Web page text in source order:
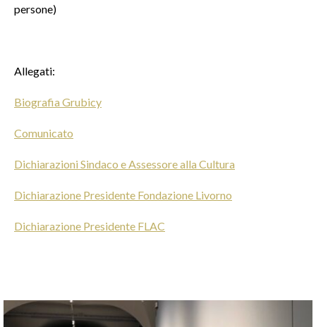
persone)
Allegati:
Biografia Grubicy
Comunicato
Dichiarazioni Sindaco e Assessore alla Cultura
Dichiarazione Presidente Fondazione Livorno
Dichiarazione Presidente FLAC